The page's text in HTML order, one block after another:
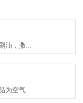
油，撒...
为空气...